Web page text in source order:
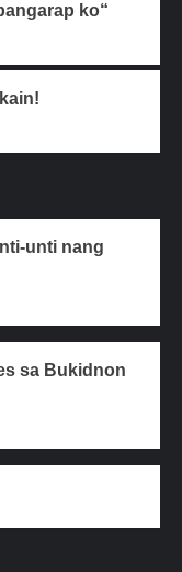
ko“
unti nang
sa Bukidnon